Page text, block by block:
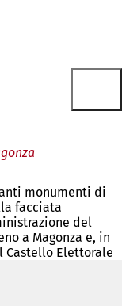
monumenti di
facciata
del
a Magonza e, in
Elettorale